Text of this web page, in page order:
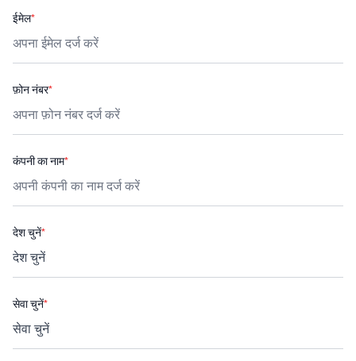
ईमेल*
फ़ोन नंबर*
कंपनी का नाम*
देश चुनें*
सेवा चुनें*